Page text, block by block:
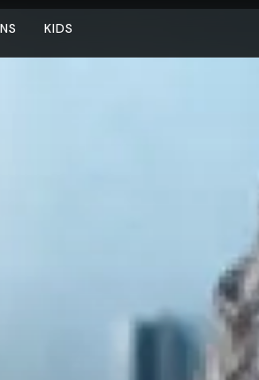
KIDS